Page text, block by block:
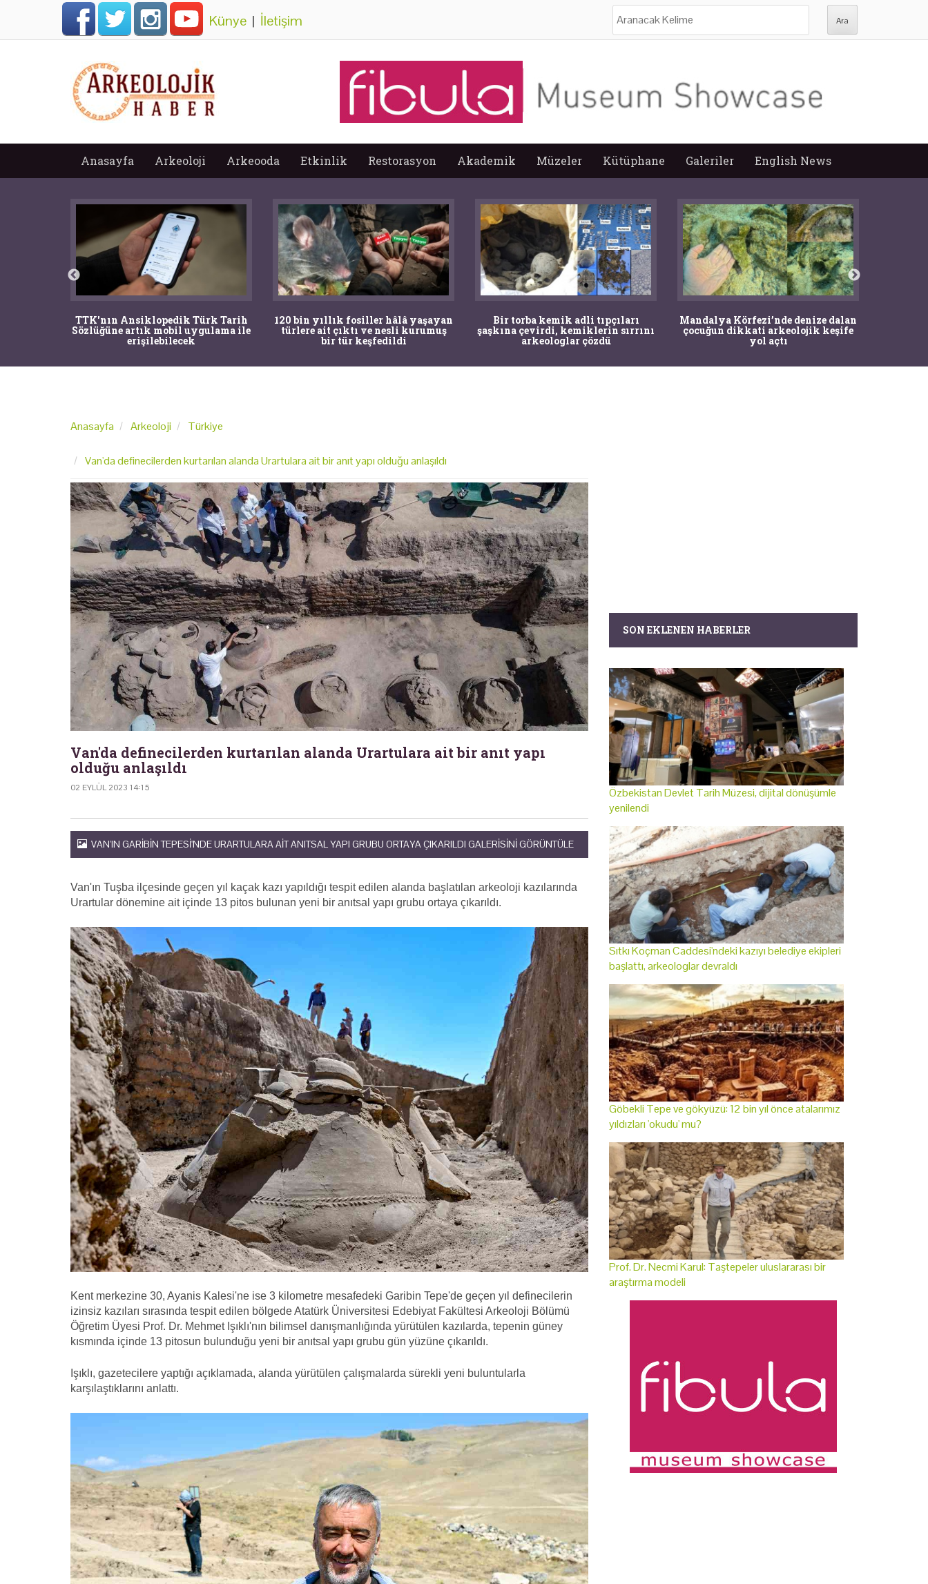
Künye | İletişim
Anasayfa Arkeoloji Arkeooda Etkinlik Restorasyon Akademik Müzeler Kütüphane Galeriler English News
TTK'nın Ansiklopedik Türk Tarih
Sözlüğüne artık mobil uygulama ile
erişilebilecek
120 bin yıllık fosiller hâlâ yaşayan
türlere ait çıktı ve nesli kurumuş
bir tür keşfedildi
Bir torba kemik adli tıpçıları
şaşkına çevirdi, kemiklerin sırrını
arkeologlar çözdü
Mandalya Körfezi’nde denize dalan
çocuğun dikkati arkeolojik keşife
yol açtı
Anasayfa Arkeoloji Türkiye
Van'da definecilerden kurtarılan alanda Urartulara ait bir anıt yapı olduğu anlaşıldı
Van'da definecilerden kurtarılan alanda Urartulara ait bir anıt yapı
olduğu anlaşıldı
02 EYLÜL 2023 14:15
VAN'IN GARIBIN TEPESI'NDE URARTULARA AIT ANITSAL YAPI GRUBU ORTAYA ÇIKARILDI GALERISINI GÖRÜNTÜLE
Van'ın Tuşba ilçesinde geçen yıl kaçak kazı yapıldığı tespit edilen alanda başlatılan arkeoloji kazılarında
Urartular dönemine ait içinde 13 pitos bulunan yeni bir anıtsal yapı grubu ortaya çıkarıldı.
Kent merkezine 30, Ayanis Kalesi'ne ise 3 kilometre mesafedeki Garibin Tepe'de geçen yıl definecilerin
izinsiz kazıları sırasında tespit edilen bölgede Atatürk Üniversitesi Edebiyat Fakültesi Arkeoloji Bölümü
Öğretim Üyesi Prof. Dr. Mehmet Işıklı'nın bilimsel danışmanlığında yürütülen kazılarda, tepenin güney
kısmında içinde 13 pitosun bulunduğu yeni bir anıtsal yapı grubu gün yüzüne çıkarıldı.
Işıklı, gazetecilere yaptığı açıklamada, alanda yürütülen çalışmalarda sürekli yeni buluntularla
karşılaştıklarını anlattı.
SON EKLENEN HABERLER
Özbekistan Devlet Tarih Müzesi, dijital dönüşümle
yenilendi
Sıtkı Koçman Caddesi'ndeki kazıyı belediye ekipleri
başlattı, arkeologlar devraldı
Göbekli Tepe ve gökyüzü: 12 bin yıl önce atalarımız
yıldızları 'okudu' mu?
Prof. Dr. Necmi Karul: Taştepeler uluslararası bir
araştırma modeli